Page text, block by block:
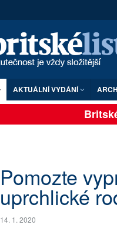
AKTUÁLNÍ VYDÁNÍ
Britské
Pomozte
uprchlické
14. 1. 2020